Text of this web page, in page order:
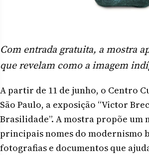
Com entrada gratuita, a mostra
que revelam como a imagem
A partir de 11 de junho, o Centro
São Paulo, a exposição “Victor
Brasilidade”. A mostra propõe
principais nomes do modernismo
fotografias e documentos que